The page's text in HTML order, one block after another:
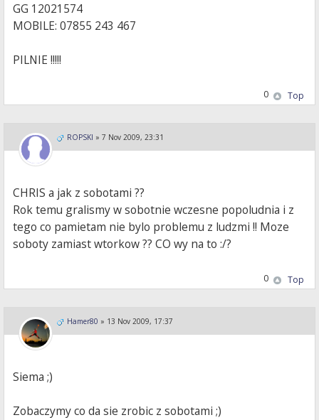
GG 12021574
MOBILE: 07855 243 467
PILNIE !!!!!
Top
0
ROPSKI » 7 Nov 2009, 23:31
CHRIS a jak z sobotami ??
Rok temu gralismy w sobotnie wczesne popoludnia i z
tego co pamietam nie bylo problemu z ludzmi !! Moze
soboty zamiast wtorkow ?? CO wy na to :/?
Top
0
Hamer80 » 13 Nov 2009, 17:37
Siema ;)
Zobaczymy co da sie zrobic z sobotami ;)